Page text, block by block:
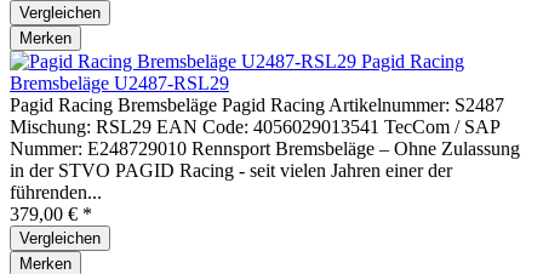
Vergleichen
Merken
Pagid Racing
Bremsbeläge U2487-RSL29
Pagid Racing Bremsbeläge Pagid Racing Artikelnummer: S2487
Mischung: RSL29 EAN Code: 4056029013541 TecCom / SAP
Nummer: E248729010 Rennsport Bremsbeläge – Ohne Zulassung
in der STVO PAGID Racing - seit vielen Jahren einer der
führenden...
379,00 € *
Vergleichen
Merken